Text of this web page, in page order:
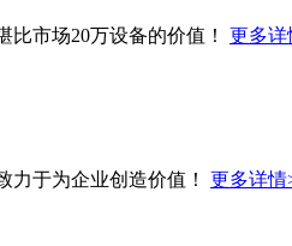
比市场20万设备的价值！ 更多详
力于为企业创造价值！ 更多详情